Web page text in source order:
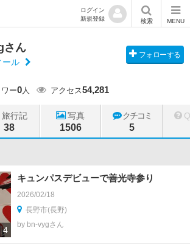
ログイン
新規登録
検索 MENU
さん
ール
フォローする
ー0人 アクセス54,281
旅行記
38
写真
1506
クチコミ
5
4
キュンパスデビューで善光寺参り
2026/02/18
長野市(長野)
by bn-vygさん